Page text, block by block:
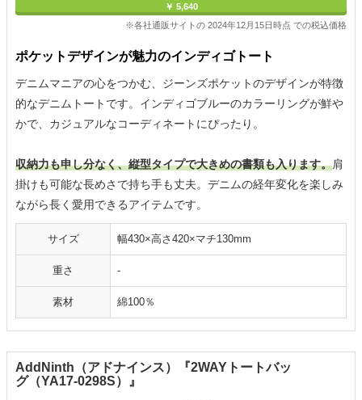
￥ 5,640
※各社通販サイトの 2024年12月15日時点 での税込価格
ポケットデザインが魅力のインディゴトート
デニムマニアの心をつかむ、ジーンズポケットのデザインが特徴
的なデニムトートです。インディゴブルーのカラーリングが鮮や
かで、カジュアルなコーディネートにぴったり。
収納力も申し分なく、縦型タイプで大きめの書類も入ります。肩
掛けも可能な長めさで持ち手も丈夫。デニムの経年変化を楽しみ
ながら長く愛用できるアイテムです。
サイズ 幅430×高さ420×マチ130mm
重さ -
素材 綿100％
AddNinth（アドナインス）『2WAYトートバッ
グ（YA17-0298S）』